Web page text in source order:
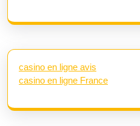
casino en ligne avis
casino en ligne France